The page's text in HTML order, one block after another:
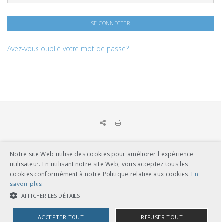
Avez-vous oublié votre mot de passe?
UNION DES TRANSPORTS PUBLICS
Dählhölzliweg 12
Tél. en contact direct avec l’équipe de l’UTP
info@utp.ch
Plan d'accès
Notre site Web utilise des cookies pour améliorer l'expérience
utilisateur. En utilisant notre site Web, vous acceptez tous les
cookies conformément à notre Politique relative aux cookies. En
savoir plus
AFFICHER LES DÉTAILS
ACCEPTER TOUT REFUSER TOUT